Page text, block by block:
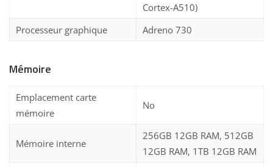
Cortex-A510)
Processeur graphique
Adreno 730
Mémoire
Emplacement carte
mémoire
No
Mémoire interne
256GB 12GB RAM, 512GB
12GB RAM, 1TB 12GB RAM